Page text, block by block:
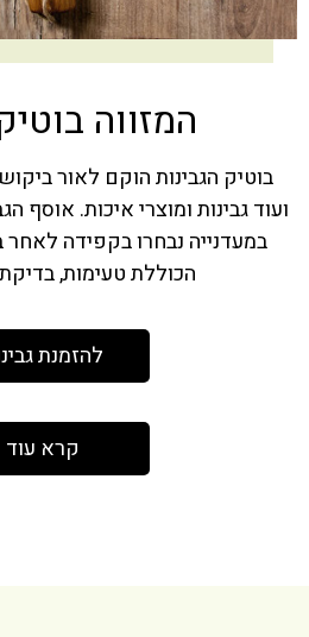
המזווה
בוטיק הגבינות הוקם לאור
ועוד גבינות ומוצרי איכות. אוסף
במעדנייה נבחרו בקפידה
הכוללת טעימות,
להזמנת
קרא עוד